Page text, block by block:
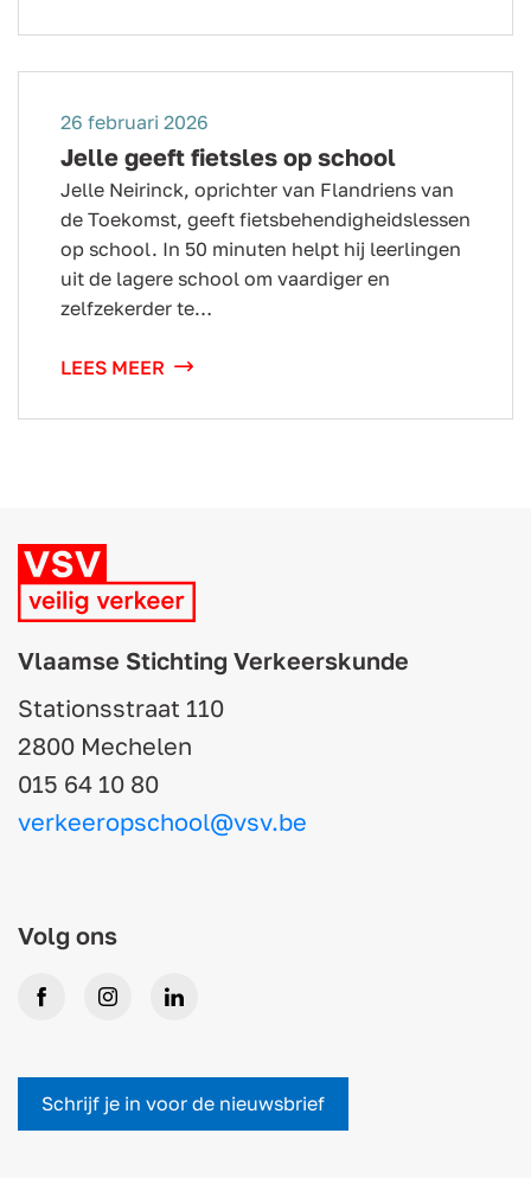
26 februari 2026
Jelle geeft fietsles op school
Jelle Neirinck, oprichter van Flandriens van
de Toekomst, geeft fietsbehendigheidslessen
op school. In 50 minuten helpt hij leerlingen
uit de lagere school om vaardiger en
zelfzekerder te…
LEES MEER
Vlaamse Stichting Verkeerskunde
Stationsstraat 110
2800 Mechelen
015 64 10 80
verkeeropschool@vsv.be
Volg ons
FacebookInstagramLinkedIn
Schrijf je in voor de nieuwsbrief